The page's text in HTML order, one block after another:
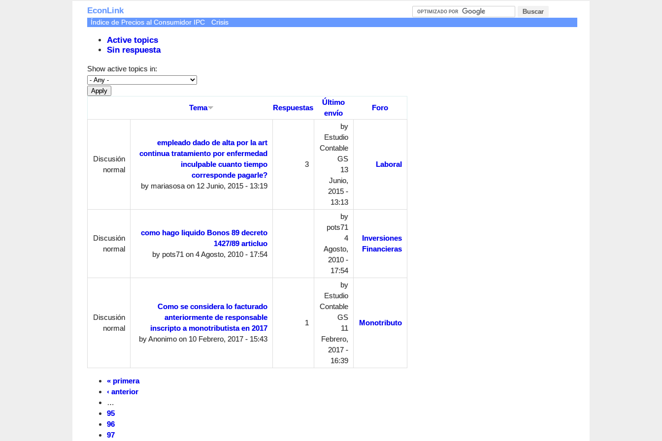
EconLink
Active topics
Sin respuesta
Índice de Precios al Consumidor IPC Crisis
Show active topics in:
Tema Respuestas
Último
envío
Foro
Discusión
normal
empleado dado de alta por la art
continua tratamiento por enfermedad
inculpable cuanto tiempo
corresponde pagarle?
by mariasosaon 12 Junio, 2015 - 13:19
3
by
Estudio
Contable
GS
13
Junio,
2015 -
13:13
Laboral
Discusión
normal
como hago liquido Bonos 89 decreto
1427/89 articluo
by pots71on 4 Agosto, 2010 - 17:54
by
pots71
4
Agosto,
2010 -
17:54
Inversiones
Financieras
Discusión
normal
Como se considera lo facturado
anteriormente de responsable
inscripto a monotributista en 2017
byAnonimoon 10 Febrero, 2017 - 15:43
1
by
Estudio
Contable
GS
11
Febrero,
2017 -
16:39
Monotributo
« primera
‹ anterior
…
95
96
97